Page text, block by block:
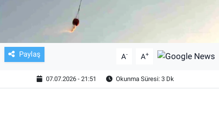
Paylaş A- A+
07.07.2026 - 21:51 Okunma Süresi: 3 Dk
ASAYİŞ
EKONOMİ